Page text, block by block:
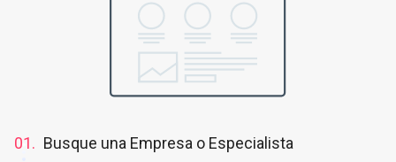
01. Busque una Empresa o Especialista